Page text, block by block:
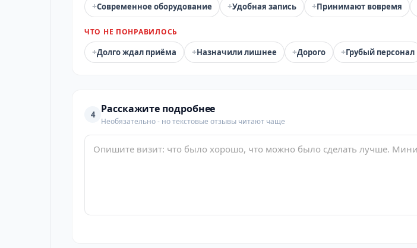
+Современное оборудование +Удобная запись +Принимают вовремя
ЧТО НЕ ПОНРАВИЛОСЬ
+Долго ждал приёма +Назначили лишнее +Дорого +Грубый персонал
4 Расскажите подробнее
Необязательно - но текстовые отзывы читают чаще